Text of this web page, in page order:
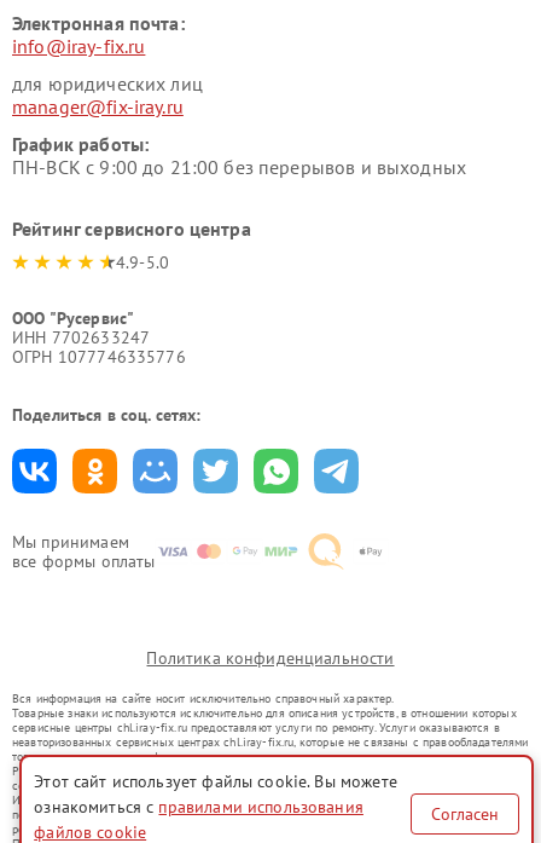
Мы принимаем
все формы оплаты
Электронная почта:
info@iray-fix.ru
для юридических лиц
manager@fix-iray.ru
График работы:
ПН-ВСК с 9:00 до 21:00 без перерывов и выходных
Рейтинг сервисного центра
4.9-5.0
ООО "Русервис"
ИНН 7702633247
ОГРН 1077746335776
Поделиться в соц. сетях:
Политика конфиденциальности
Вся информация на сайте носит исключительно справочный характер.
Товарные знаки используются исключительно для описания устройств, в отношении которых
сервисные центры chl.iray-fix.ru предоставляют услуги по ремонту. Услуги оказываются в
неавторизованных сервисных центрах chl.iray-fix.ru, которые не связаны с правообладателями
товарных знаков или их официальными представителями.
Ремонт осуществляется для устройств, уже введенных в гражданский оборот в соответствии
со статьей 1487 ГК РФ.
Использование товарных знаков не преследует цели индивидуализации услуг или введения
потребителей в заблуждение, а служит для информирования о предоставляемых услугах по
ремонту техники указанных брендов.
Этот сайт использует файлы cookie. Вы можете
ознакомиться с правилами использования
файлов cookie
Согласен